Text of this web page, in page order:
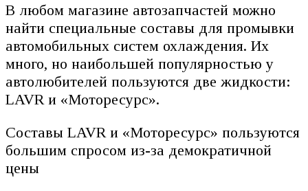
В любом магазине автозапчастей можно
найти специальные составы для промывки
автомобильных систем охлаждения. Их
много, но наибольшей популярностью у
автолюбителей пользуются две жидкости:
LAVR и «Моторесурс».
Составы LAVR и «Моторесурс» пользуются
большим спросом из-за демократичной
цены